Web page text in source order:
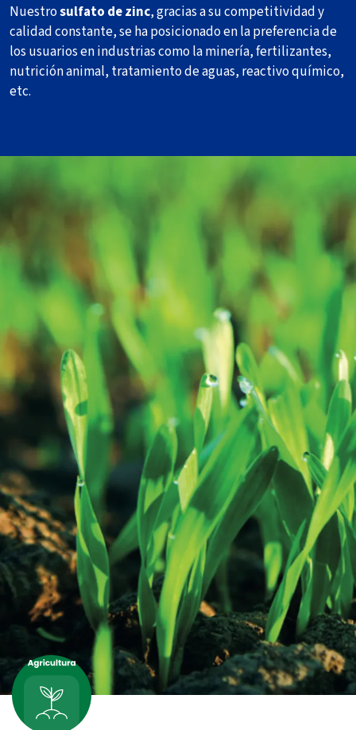
Nuestrosulfato de zinc, gracias a su competitividad y
calidad constante, se ha posicionado en la preferencia de
los usuarios en industrias como la minería, fertilizantes,
nutrición animal, tratamiento de aguas, reactivo químico,
etc.